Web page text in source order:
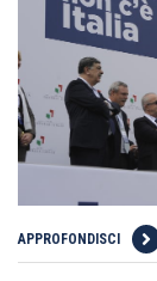
APPROFONDISCI